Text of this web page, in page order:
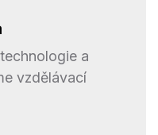
a
vzdělávací